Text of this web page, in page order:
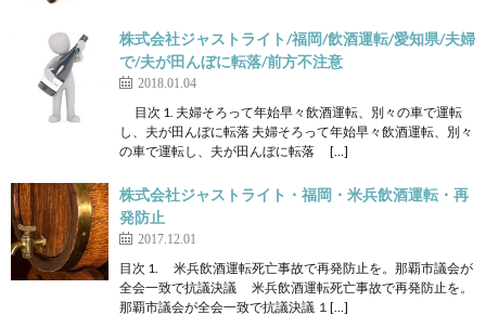
株式会社ジャストライト/福岡/飲酒運転/愛知県/夫婦
で/夫が田んぼに転落/前方不注意
2018.01.04
目次 1. 夫婦そろって年始早々飲酒運転、別々の車で運転
し、夫が田んぼに転落 夫婦そろって年始早々飲酒運転、別々
の車で運転し、夫が田んぼに転落 […]
株式会社ジャストライト・福岡・米兵飲酒運転・再
発防止
2017.12.01
目次 1. 米兵飲酒運転死亡事故で再発防止を。那覇市議会が
全会一致で抗議決議 米兵飲酒運転死亡事故で再発防止を。
那覇市議会が全会一致で抗議決議 １[…]